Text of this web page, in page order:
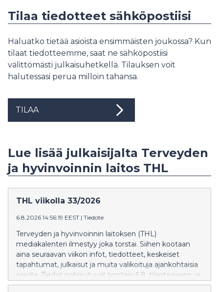
Tilaa tiedotteet sähköpostiisi
Haluatko tietää asioista ensimmäisten joukossa? Kun
tilaat tiedotteemme, saat ne sähköpostiisi
välittömästi julkaisuhetkellä. Tilauksen voit
halutessasi perua milloin tahansa.
TILAA
Lue lisää julkaisijalta Terveyden
ja hyvinvoinnin laitos THL
THL viikolla 33/2026
6.8.2026 14:56:19 EEST | Tiedote
Terveyden ja hyvinvoinnin laitoksen (THL)
mediakalenteri ilmestyy joka torstai. Siihen kootaan
aina seuraavan viikon infot, tiedotteet, keskeiset
tapahtumat, julkaisut ja muita valikoituja ajankohtaisia
asioita. Tiedot pohjautuvat torstain 6.8. tilanteeseen, ja
niihin voi tulla muutoksia. Tarkemmat tiedot THL:n